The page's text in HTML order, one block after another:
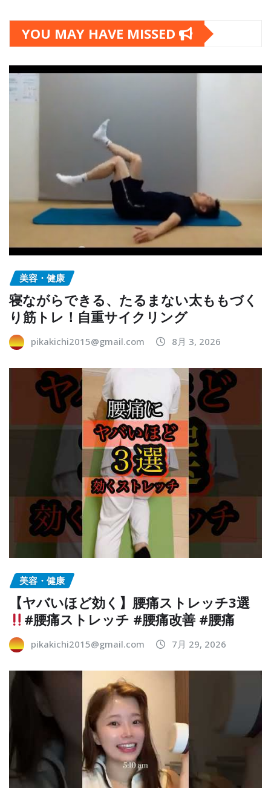
YOU MAY HAVE MISSED
美容・健康
寝ながらできる、たるまない太ももづく
り筋トレ！自重サイクリング
pikakichi2015@gmail.com 8月 3, 2026
美容・健康
【ヤバいほど効く】腰痛ストレッチ3選
#腰痛ストレッチ #腰痛改善 #腰痛
pikakichi2015@gmail.com 7月 29, 2026